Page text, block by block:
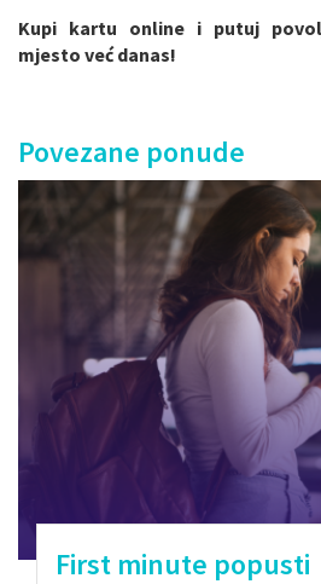
Kupi kartu online i putuj
mjesto već danas!
Povezane ponude
First minute popusti